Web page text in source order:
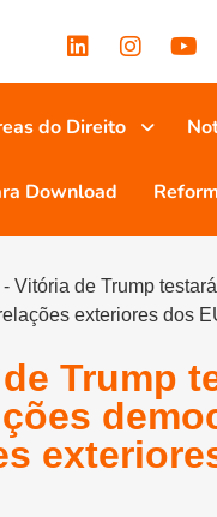
do Direito
Download
- Vitória de Trump
exteriores dos
Trump